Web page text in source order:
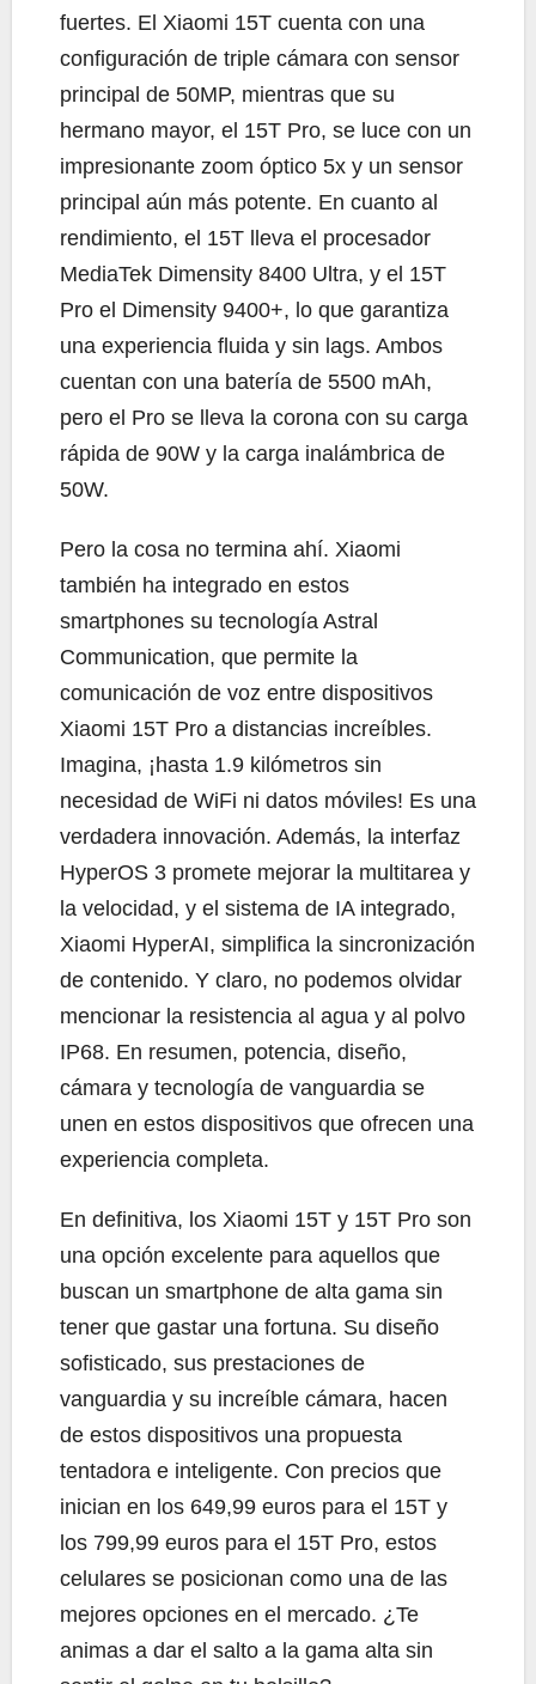
fuertes. El Xiaomi 15T cuenta con una
configuración de triple cámara con sensor
principal de 50MP, mientras que su
hermano mayor, el 15T Pro, se luce con un
impresionante zoom óptico 5x y un sensor
principal aún más potente. En cuanto al
rendimiento, el 15T lleva el procesador
MediaTek Dimensity 8400 Ultra, y el 15T
Pro el Dimensity 9400+, lo que garantiza
una experiencia fluida y sin lags. Ambos
cuentan con una batería de 5500 mAh,
pero el Pro se lleva la corona con su carga
rápida de 90W y la carga inalámbrica de
50W.
Pero la cosa no termina ahí. Xiaomi
también ha integrado en estos
smartphones su tecnología Astral
Communication, que permite la
comunicación de voz entre dispositivos
Xiaomi 15T Pro a distancias increíbles.
Imagina, ¡hasta 1.9 kilómetros sin
necesidad de WiFi ni datos móviles! Es una
verdadera innovación. Además, la interfaz
HyperOS 3 promete mejorar la multitarea y
la velocidad, y el sistema de IA integrado,
Xiaomi HyperAI, simplifica la sincronización
de contenido. Y claro, no podemos olvidar
mencionar la resistencia al agua y al polvo
IP68. En resumen, potencia, diseño,
cámara y tecnología de vanguardia se
unen en estos dispositivos que ofrecen una
experiencia completa.
En definitiva, los Xiaomi 15T y 15T Pro son
una opción excelente para aquellos que
buscan un smartphone de alta gama sin
tener que gastar una fortuna. Su diseño
sofisticado, sus prestaciones de
vanguardia y su increíble cámara, hacen
de estos dispositivos una propuesta
tentadora e inteligente. Con precios que
inician en los 649,99 euros para el 15T y
los 799,99 euros para el 15T Pro, estos
celulares se posicionan como una de las
mejores opciones en el mercado. ¿Te
animas a dar el salto a la gama alta sin